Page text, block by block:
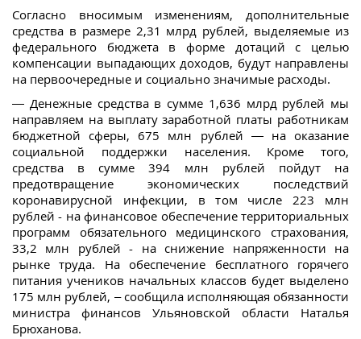
Согласно вносимым изменениям, дополнительные
средства в размере 2,31 млрд рублей, выделяемые из
федерального бюджета в форме дотаций с целью
компенсации выпадающих доходов, будут направлены
на первоочередные и социально значимые расходы.
— Денежные средства в сумме 1,636 млрд рублей мы
направляем на выплату заработной платы работникам
бюджетной сферы, 675 млн рублей — на оказание
социальной поддержки населения. Кроме того,
средства в сумме 394 млн рублей пойдут на
предотвращение экономических последствий
коронавирусной инфекции, в том числе 223 млн
рублей - на финансовое обеспечение территориальных
программ обязательного медицинского страхования,
33,2 млн рублей - на снижение напряженности на
рынке труда. На обеспечение бесплатного горячего
питания учеников начальных классов будет выделено
175 млн рублей, – сообщила исполняющая обязанности
министра финансов Ульяновской области Наталья
Брюханова.